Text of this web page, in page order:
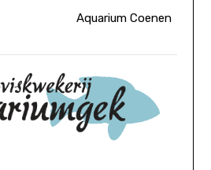
Aquarium Coenen